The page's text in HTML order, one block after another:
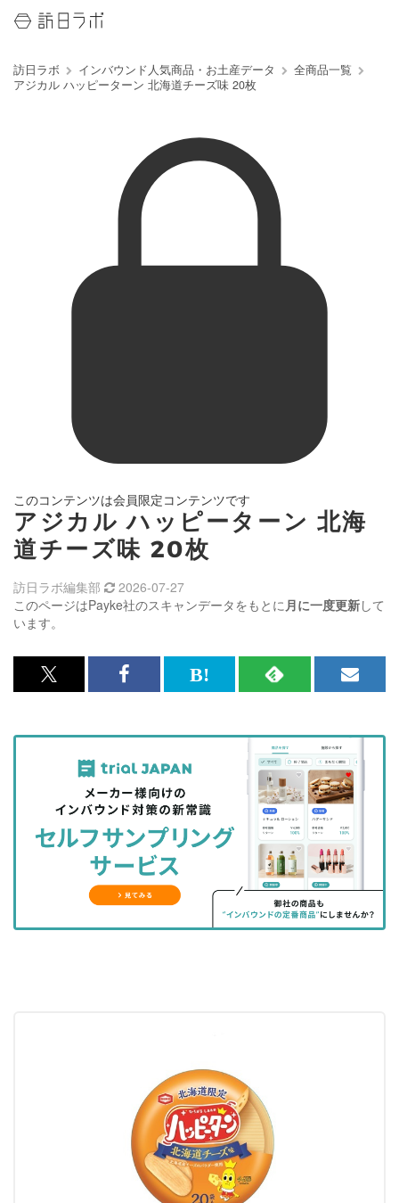
訪日ラボ インバウンド人気商品・お土産データ
全商品一覧
アジカル ハッピーターン 北海道チーズ味 20枚
このコンテンツは会員限定コンテンツです
アジカル ハッピーターン 北海
道チーズ味 20枚
このページはPayke社のスキャンデータをもとに月に一度更新して
います。
訪日ラボ編集部 2026-07-27
x<br>
記
を
シ
ェ
る
Facebook<br>
記
事
を
シ
ェ
ア
す
る
は
な
ッ
ク
マ
に
RSS
記
事
を
購
読
す
る
メ
マ
ガ
登
録
す
る